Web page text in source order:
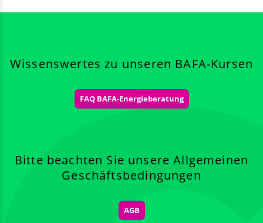
Wissens­wertes zu unseren BAFA-Kursen
FAQ BAFA-Energieberatung
Bitte beachten Sie unsere All­gemeinen
Geschäfts­beding­ungen
AGB